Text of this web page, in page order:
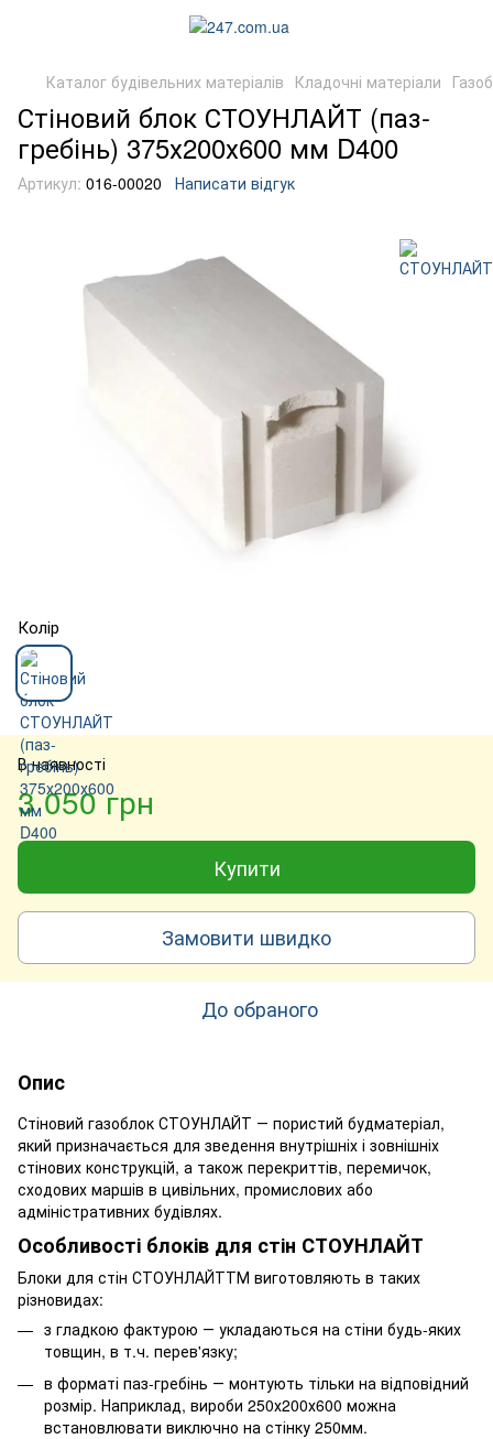
Каталог будівельних матеріалів Кладочні матеріали
Стіновий блок СТОУНЛАЙТ (паз-
гребінь) 375х200х600 мм D400
Артикул: 016-00020 Написати відгук
Колір
В наявності
3 050 грн
Купити
Замовити швидко
До обраного
Опис
Стіновий газоблок СТОУНЛАЙТ ― пористий будматеріал,
який призначається для зведення внутрішніх і зовнішніх
стінових конструкцій, а також перекриттів, перемичок,
сходових маршів в цивільних, промислових або
адміністративних будівлях.
Особливості блоків для стін СТОУНЛАЙТ
Блоки для стін СТОУНЛАЙТТМ виготовляють в таких
різновидах:
з гладкою фактурою ― укладаються на стіни будь-яких
товщин, в т.ч. перев'язку;
в форматі паз-гребінь ― монтують тільки на відповідний
розмір. Наприклад, вироби 250х200х600 можна
встановлювати виключно на стінку 250мм.